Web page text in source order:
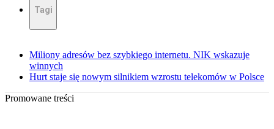
Tagi
Miliony adresów bez szybkiego internetu. NIK wskazuje
winnych
Hurt staje się nowym silnikiem wzrostu telekomów w Polsce
Promowane treści